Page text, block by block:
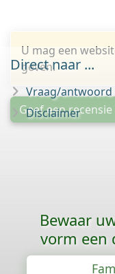
U mag een
geven.
Geef een recensie
Direct naar ...
Vraag/antwoord
Disclaimer
Bewaar
vorm een